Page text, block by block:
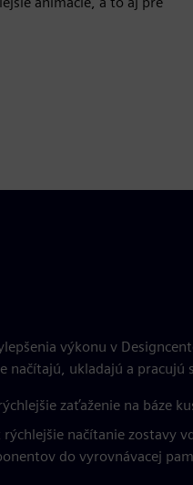
výkonu v
načítajú, ukladajú a pracujú
zaťaženie na báze
rýchlejšie načítanie zostavy
do vyrovnávacej